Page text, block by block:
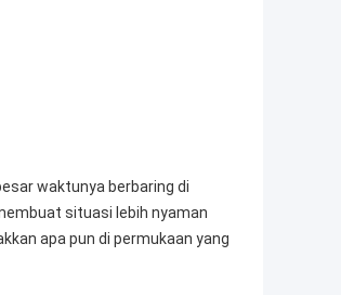
waktunya berbaring di
situasi lebih nyaman
apa pun di permukaan yang